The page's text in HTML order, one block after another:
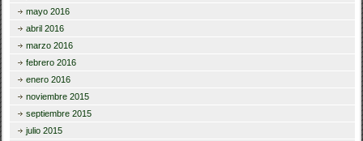
mayo 2016
abril 2016
marzo 2016
febrero 2016
enero 2016
noviembre 2015
septiembre 2015
julio 2015